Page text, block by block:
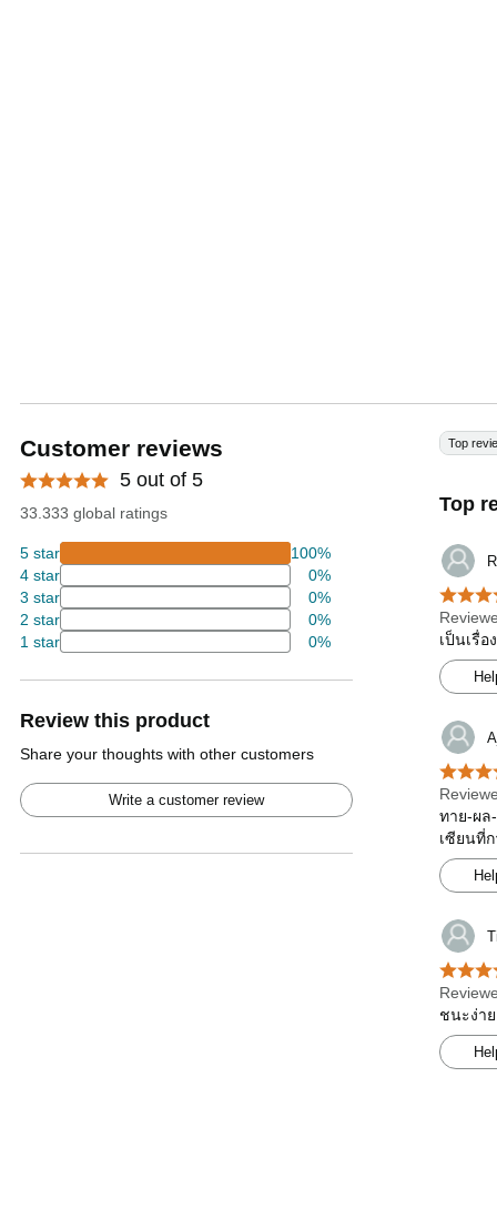
Customer reviews
5 out of 5
33.333 global ratings
5 star
100%
4 star
0%
3 star
0%
2 star
0%
1 star
0%
Review this product
Share your thoughts with other customers
Write a customer review
Top
Top
เป็นเรื่
ทาย-ผล
เซียนที่
ชนะง่า